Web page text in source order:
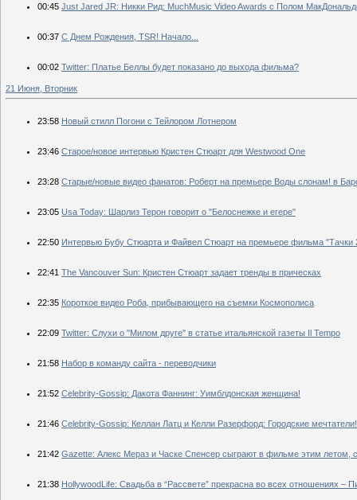
00:45 Just Jared JR: Никки Рид: MuchMusic Video Awards с Полом
00:37 С Днем Рождения, TSR! Начало...
00:02 Twitter: Платье Беллы будет показано до выхода фильма?
21 Июня, Вторник
23:58 Новый стилл Погони с Тейлором Лотнером
23:46 Старое/новое интервью Кристен Стюарт для Westwood One
23:28 Старые/новые видео фанатов: Роберт на премьере Воды слонам! в
23:05 Usa Today: Шарлиз Терон говорит о "Белоснежке и егере"
22:50 Интервью Бубу Стюарта и Файвел Стюарт на премьере фильма "Тачки
22:41 The Vancouver Sun: Кристен Стюарт задает тренды в прическах
22:35 Короткое видео Роба, прибывающего на съемки Космополиса
22:09 Twitter: Слухи о "Милом друге" в статье итальянской газеты Il Tempo
21:58 Набор в команду сайта - переводчики
21:52 Celebrity-Gossip: Дакота Фаннинг: Уимблдонская женщина!
21:46 Celebrity-Gossip: Келлан Латц и Келли Разерфорд: Городские мечтатели!
21:42 Gazette: Алекс Мераз и Часке Спенсер сыграют в фильме этим летом,
21:38 HollywoodLife: Свадьба в “Рассвете” прекрасна во всех отношениях –